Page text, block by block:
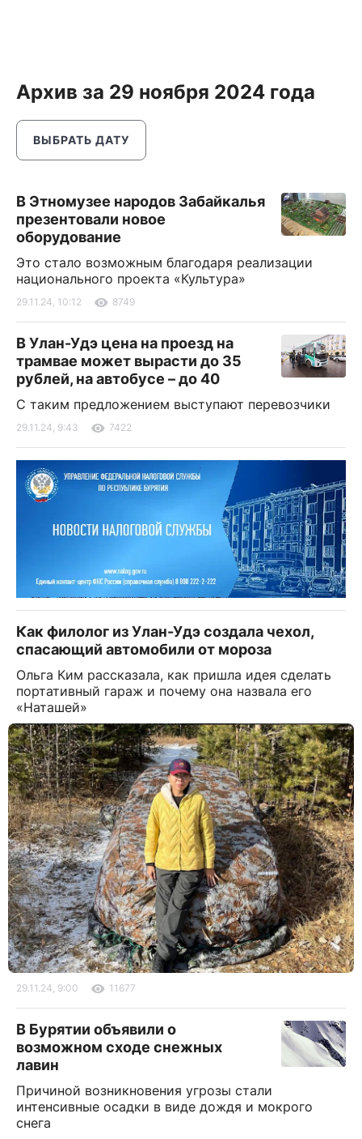
Архив за 29 ноября 2024 года
ВЫБРАТЬ ДАТУ
В Этномузее народов Забайкалья
презентовали новое
оборудование
Это стало возможным благодаря реализации
национального проекта «Культура»
29.11.24, 10:12 8749
В Улан-Удэ цена на проезд на
трамвае может вырасти до 35
рублей, на автобусе – до 40
С таким предложением выступают перевозчики
29.11.24, 9:43 7422
Как филолог из Улан-Удэ создала чехол,
спасающий автомобили от мороза
Ольга Ким рассказала, как пришла идея сделать
портативный гараж и почему она назвала его
«Наташей»
29.11.24, 9:00 11677
В Бурятии объявили о
возможном сходе снежных
лавин
Причиной возникновения угрозы стали
интенсивные осадки в виде дождя и мокрого
снега